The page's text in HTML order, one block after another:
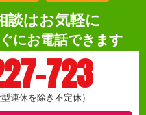
談はお気軽に
にお電話できます
723
連休を除き不定休）